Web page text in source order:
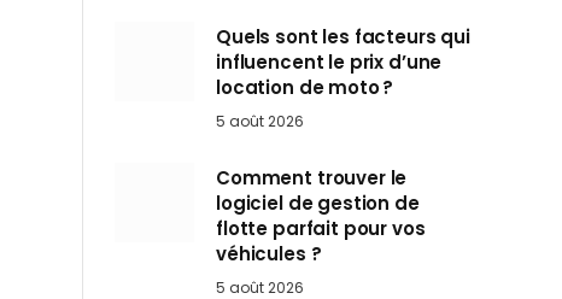
Quels sont les facteurs qui
influencent le prix d’une
location de moto ?
5 août 2026
Comment trouver le
logiciel de gestion de
flotte parfait pour vos
véhicules ?
5 août 2026